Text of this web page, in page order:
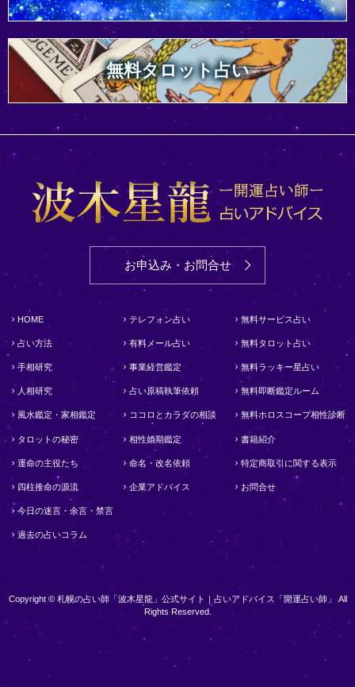
無料タロット占い
お申込み・お問合せ
HOME
占い方法
手相研究
人相研究
風水鑑定・家相鑑定
タロットの秘密
運命の主役たち
四柱推命の源流
今日の迷言・余言・禁言
過去の占いコラム
テレフォン占い
有料メール占い
事業経営鑑定
占い原稿執筆依頼
ココロとカラダの相談
相性婚期鑑定
命名・改名依頼
企業アドバイス
無料サービス占い
無料タロット占い
無料ラッキー星占い
無料即断鑑定ルーム
無料ホロスコープ相性診断
書籍紹介
特定商取引に関する表示
お問合せ
Copyright © 札幌の占い師「波木星龍」公式サイト｜占いアドバイス「開運占い師」 All
Rights Reserved.